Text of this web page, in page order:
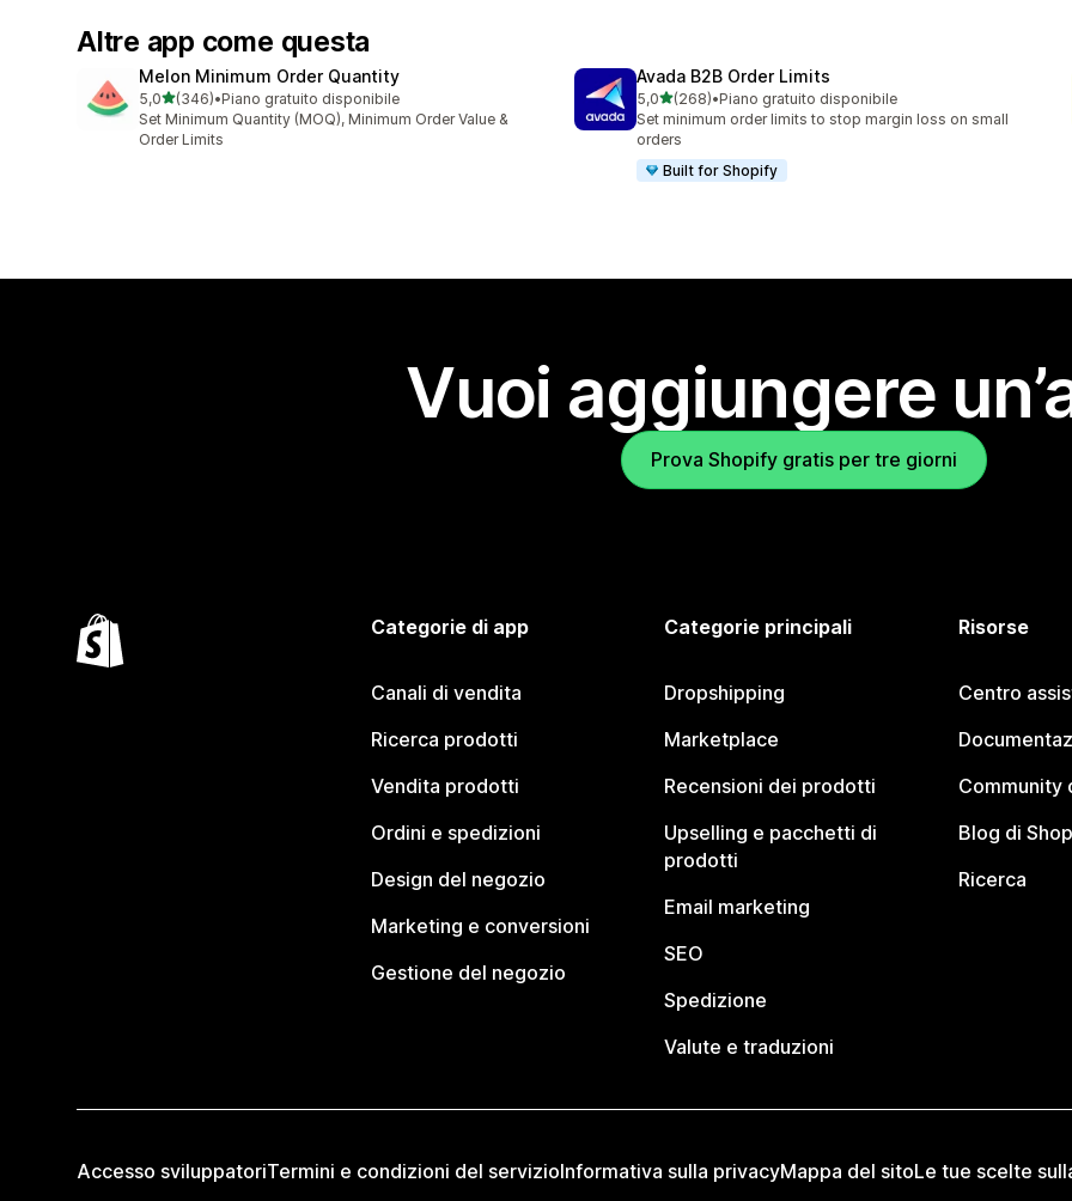
Altre app come questa
Melon Minimum Order Quantity
5,0stelle su 5
(346)
346 recensioni totali
•Piano gratuito disponibile
Set Minimum Quantity (MOQ), Minimum Order Value &
Order Limits
Avada B2B Order Limits
5,0stelle su 5
(268)
268 recensioni totali
•Piano gratuito disponibile
Set minimum order limits to stop margin loss on small
orders
Built for Shopify
Vuoi aggiungere
Prova Shopify gratis per tre giorni
Categorie di app
Canali di vendita
Ricerca prodotti
Vendita prodotti
Ordini e spedizioni
Design del negozio
Marketing e conversioni
Gestione del negozio
Categorie principali
Dropshipping
Marketplace
Recensioni dei prodotti
Upselling e pacchetti di
prodotti
Email marketing
SEO
Spedizione
Valute e traduzioni
Risorse
Centro
Community
Blog di
Ricerca
Accesso sviluppatoriTermini e condizioni del servizioInformativa sulla privacyMappa del sitoLe tue scelte